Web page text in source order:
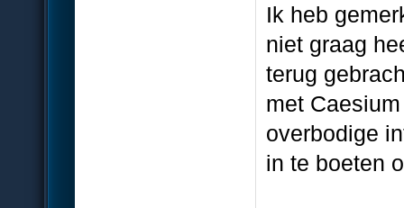
Ik heb
niet graag
terug
met
overbodige
in te boeten